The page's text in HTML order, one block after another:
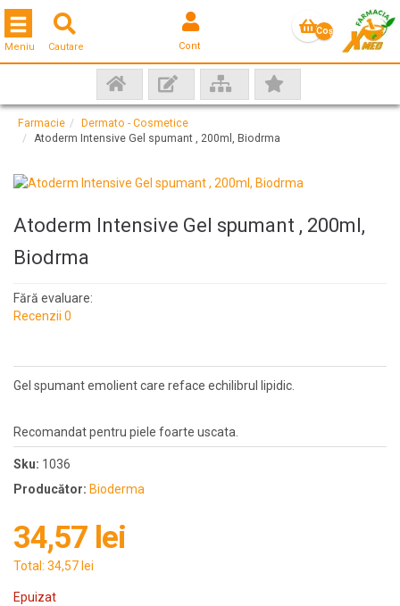
Cautare Cont
Coş
Toggle navigation
Meniu
Farmacie
Dermato - Cosmetice
Atoderm Intensive Gel spumant , 200ml, Biodrma
Atoderm Intensive Gel spumant , 200ml,
Biodrma
Fără evaluare:
Recenzii 0
Gel spumant emolient care reface echilibrul lipidic.
Recomandat pentru piele foarte uscata.
Sku: 1036
Producător: Bioderma
34,57 lei
Total: 34,57 lei
Epuizat